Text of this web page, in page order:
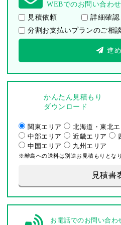
WEBでのお問い合わせ
見積依頼
詳細確認
分割お支払いプランのご相談
進
かんたん見積もり
ダウンロード
関東エリア
北海道・東北エ
中部エリア
近畿エリア
中国エリア
九州エリア
※離島への送料は別途お見積もりとなり
見積書
お電話でのお問い合わ